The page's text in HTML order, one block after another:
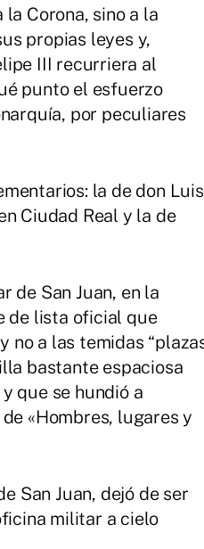
Corona, sino a la
propias leyes y,
III recurriera al
punto el esfuerzo
por peculiares
la de don Luis
Ciudad Real y la de
de San Juan, en la
de lista oficial que
no a las temidas
bastante espaciosa
que se hundió a
«Hombres, lugares y
San Juan, dejó de ser
militar a cielo